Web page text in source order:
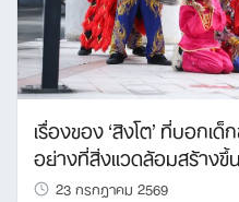
เรื่องของ ‘สิงโต’ ที่บอกเ
อย่างที่สิ่งแวดล้อมสร้างขึ้
23 กรกฎาคม 2569